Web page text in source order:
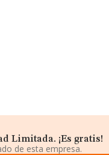
Limitada. ¡Es gratis!
de esta empresa.